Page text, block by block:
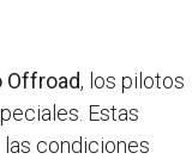
Offroad, los pilotos
Estas
condiciones